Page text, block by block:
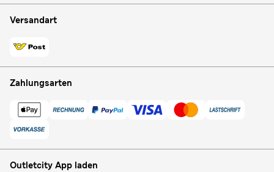
Versandart
Zahlungsarten
Outletcity App laden